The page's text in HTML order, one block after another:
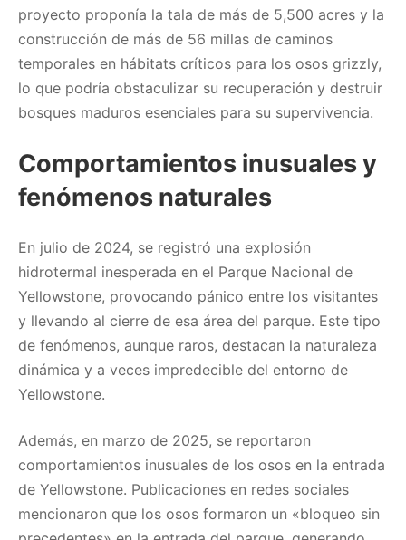
proyecto proponía la tala de más de 5,500 acres y la
construcción de más de 56 millas de caminos
temporales en hábitats críticos para los osos grizzly,
lo que podría obstaculizar su recuperación y destruir
bosques maduros esenciales para su supervivencia. ​
Comportamientos inusuales y
fenómenos naturales
En julio de 2024, se registró una explosión
hidrotermal inesperada en el Parque Nacional de
Yellowstone, provocando pánico entre los visitantes
y llevando al cierre de esa área del parque. Este tipo
de fenómenos, aunque raros, destacan la naturaleza
dinámica y a veces impredecible del entorno de
Yellowstone.
Además, en marzo de 2025, se reportaron
comportamientos inusuales de los osos en la entrada
de Yellowstone. Publicaciones en redes sociales
mencionaron que los osos formaron un «bloqueo sin